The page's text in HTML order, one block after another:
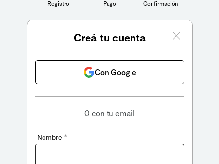
Registro Pago Confirmación
Creá tu cuenta
Con Google
O con tu email
Nombre *